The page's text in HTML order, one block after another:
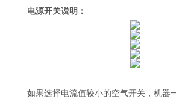
电源开关说明：
如果选择电流值较小的空气开关，机器